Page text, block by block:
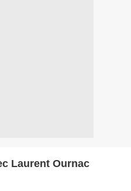
Laurent Ournac